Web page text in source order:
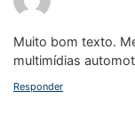
Muito bom texto.
multimídias
Responder